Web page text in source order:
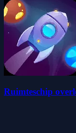
Ruimteschip